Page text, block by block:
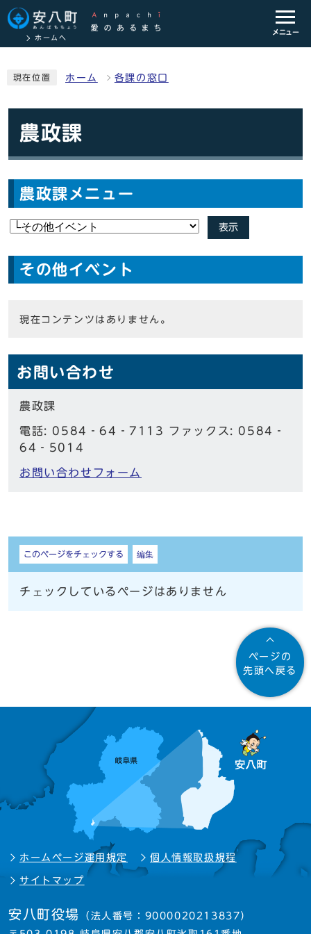
ホームへ
メニュー
現在位置 ホーム 各課の窓口
農政課
農政課メニュー
表示
その他イベント
現在コンテンツはありません。
お問い合わせ
農政課
電話: 0584‐64‐7113 ファックス: 0584‐
64‐5014
お問い合わせフォーム
しおり
このページをチェックする 編集
チェックしているページはありません
ページの
先頭へ戻る
ホームページ運用規定 個人情報取扱規程
サイトマップ
安八町役場 （法人番号：9000020213837）